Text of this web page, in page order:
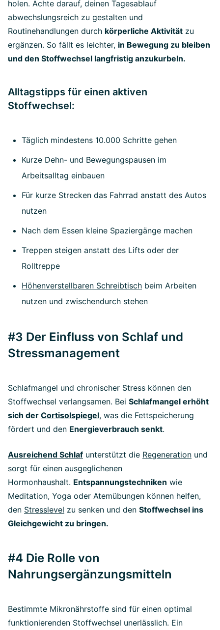
holen. Achte darauf, deinen Tagesablauf
abwechslungsreich zu gestalten und
Routinehandlungen durch körperliche Aktivität zu
ergänzen. So fällt es leichter, in Bewegung zu bleiben
und den Stoffwechsel langfristig anzukurbeln.
Alltagstipps für einen aktiven
Stoffwechsel:
Täglich mindestens 10.000 Schritte gehen
Kurze Dehn- und Bewegungspausen im
Arbeitsalltag einbauen
Für kurze Strecken das Fahrrad anstatt des Autos
nutzen
Nach dem Essen kleine Spaziergänge machen
Treppen steigen anstatt des Lifts oder der
Rolltreppe
Höhenverstellbaren Schreibtisch beim Arbeiten
nutzen und zwischendurch stehen
#3 Der Einfluss von Schlaf und
Stressmanagement
Schlafmangel und chronischer Stress können den
Stoffwechsel verlangsamen. Bei Schlafmangel erhöht
sich der Cortisolspiegel, was die Fettspeicherung
fördert und den Energieverbrauch senkt.
Ausreichend Schlaf unterstützt die Regeneration und
sorgt für einen ausgeglichenen
Hormonhaushalt. Entspannungstechniken wie
Meditation, Yoga oder Atemübungen können helfen,
den Stresslevel zu senken und den Stoffwechsel ins
Gleichgewicht zu bringen.
#4 Die Rolle von
Nahrungsergänzungsmitteln
Bestimmte Mikronährstoffe sind für einen optimal
funktionierenden Stoffwechsel unerlässlich. Ein